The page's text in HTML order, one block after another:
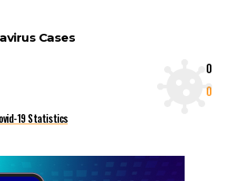
Cases
0
0
19 Statistics